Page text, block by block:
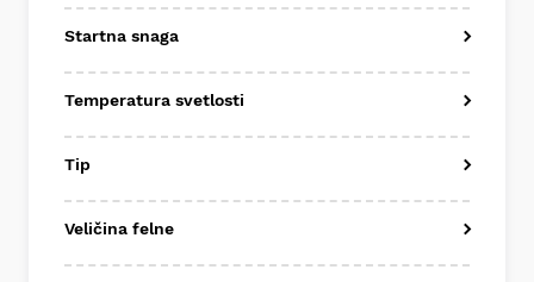
Startna snaga
Temperatura svetlosti
Tip
Veličina felne